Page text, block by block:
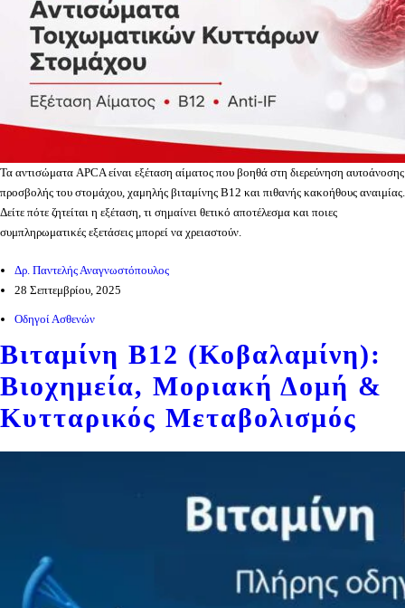
Τα αντισώματα APCA είναι εξέταση αίματος που βοηθά στη διερεύνηση αυτοάνοσης
προσβολής του στομάχου, χαμηλής βιταμίνης Β12 και πιθανής κακοήθους αναιμίας.
Δείτε πότε ζητείται η εξέταση, τι σημαίνει θετικό αποτέλεσμα και ποιες
συμπληρωματικές εξετάσεις μπορεί να χρειαστούν.
Δρ. Παντελής Αναγνωστόπουλος
28 Σεπτεμβρίου, 2025
Οδηγοί Ασθενών
Βιταμίνη Β12 (Κοβαλαμίνη):
Βιοχημεία, Μοριακή Δομή &
Κυτταρικός Μεταβολισμός